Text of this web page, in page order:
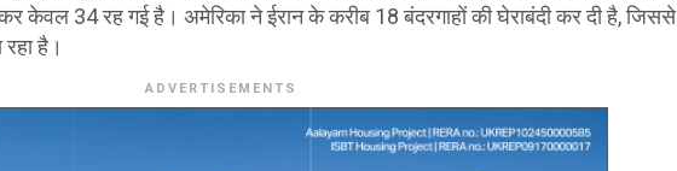
केवल 34 रह गई है। अमेरिका ने ईरान के करीब 18 बंदरगाहों की घेराबंदी कर दी है, जिससे
है।
ADVERTISEMENTS